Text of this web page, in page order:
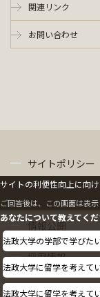
関連リンク
お問い合わせ
サイトポリシー
情報公開
採用情報
教職員の方へ
サイトの利便性向上に向け
ご回答後は、この画面は表
あなたについて教えてく
法政大学の学部で学びた
法政大学に留学を考えて
法政大学に留学を考えて